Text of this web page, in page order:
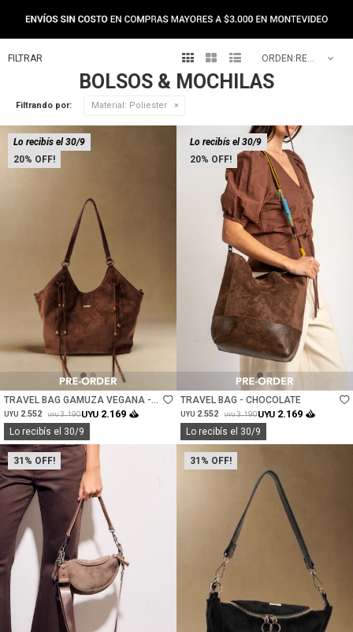
BOLSOS & MOCHILAS
   RECOMENDADOS
Filtrando por: Material: Poliester
20
Lo recibís el 30/9
Talle
TRAVEL BAG GAMUZA VEGANA -
CHOCOLATE
UYU 2.552 UYU 3.190UYU 2.169
Lo recibís el 30/9
20
Lo recibís el 30/9
Talle
TRAVEL BAG - CHOCOLATE
UYU 2.552 UYU 3.190UYU 2.169
Lo recibís el 30/9
31 31